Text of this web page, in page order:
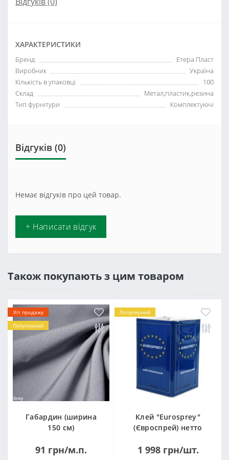
ХАРАКТЕРИСТИКИ
Бренд
Етера Пласт
Виробник
Україна
Кількість в упаковці
100
Склад
Метал,пластик,резина
Тип фурнітури
Комплектуючі
Відгуків (0)
Немає відгуків про цей товар.
+ Написати відгук
Також покупають з цим товаром
Хіт продажу
Популярний
Габардин (ширина
150 см)
91 грн/м.п.
Популярний
Клей "Eurosprey"
(Євроспрей) нетто
1 998 грн/шт.